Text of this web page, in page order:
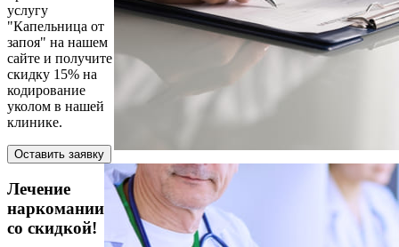
услугу
"Капельница от
запоя" на нашем
сайте и получите
скидку 15% на
кодирование
уколом в нашей
клинике.
Оставить заявку
Лечение
наркомании
со скидкой!